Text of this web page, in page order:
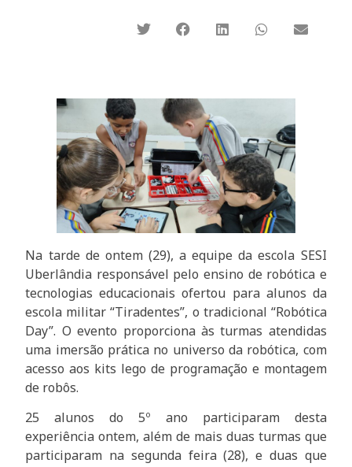
Na tarde de ontem (29), a equipe da escola SESI
Uberlândia responsável pelo ensino de robótica e
tecnologias educacionais ofertou para alunos da
escola militar “Tiradentes”, o tradicional “Robótica
Day”. O evento proporciona às turmas atendidas
uma imersão prática no universo da robótica, com
acesso aos kits lego de programação e montagem
de robôs.
25 alunos do 5º ano participaram desta
experiência ontem, além de mais duas turmas que
participaram na segunda feira (28), e duas que